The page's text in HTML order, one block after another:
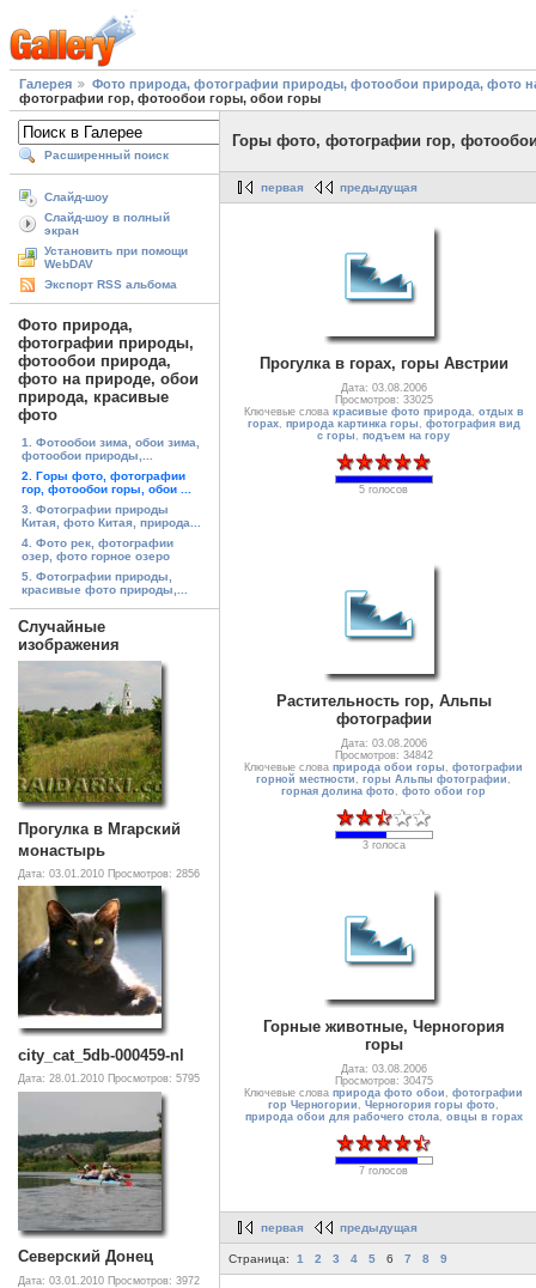
Галерея
Фото природа, фотографии природы, фотообои природа, фото
фотографии гор, фотообои горы, обои горы
Расширенный поиск
Слайд-шоу
Слайд-шоу в полный
экран
Установить при помощи
WebDAV
Экспорт RSS альбома
Фото природа,
фотографии природы,
фотообои природа,
фото на природе, обои
природа, красивые
фото
1. Фотообои зима, обои зима,
фотообои природы,...
2. Горы фото, фотографии
гор, фотообои горы, обои ...
3. Фотографии природы
Китая, фото Китая, природа...
4. Фото рек, фотографии
озер, фото горное озеро
5. Фотографии природы,
красивые фото природы,...
Случайные
изображения
Прогулка в Мгарский
монастырь
Дата: 03.01.2010 Просмотров: 2856
city_cat_5db-000459-nl
Дата: 28.01.2010 Просмотров: 5795
Северский Донец
Дата: 03.01.2010 Просмотров: 3972
Горы фото, фотографии гор,
первая предыдущая
Прогулка в горах, горы Австрии
Дата: 03.08.2006
Просмотров: 33025
Ключевые слова красивые фото природа, отдых в
горах, природа картинка горы
фотография вид
с горы
подъем на гору
5 голосов
Растительность гор, Альпы
фотографии
Дата: 03.08.2006
Просмотров: 34842
Ключевые слова природа обои горы
фотографии
горной местности
горы Альпы фотографии
горная долина фото
фото обои гор
3 голоса
Горные животные, Черногория
горы
Дата: 03.08.2006
Просмотров: 30475
Ключевые слова природа фото обои
фотографии
гор Черногории
Черногория горы фото
природа обои для рабочего стола, овцы в горах
7 голосов
первая предыдущая
Страница: 1 2 3 4 5 6 7 8 9